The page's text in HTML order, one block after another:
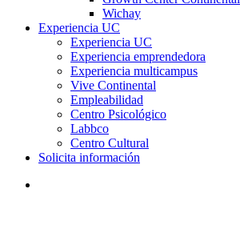
Wichay
Experiencia UC
Experiencia UC
Experiencia emprendedora
Experiencia multicampus
Vive Continental
Empleabilidad
Centro Psicológico
Labbco
Centro Cultural
Solicita información